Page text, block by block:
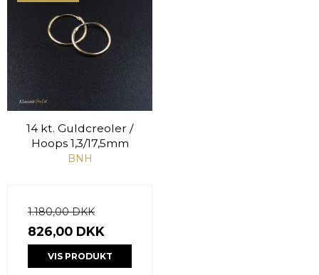
14 kt. Guldcreoler /
Hoops 1,3/17,5mm
BNH
1.180,00 DKK
826,00 DKK
VIS PRODUKT